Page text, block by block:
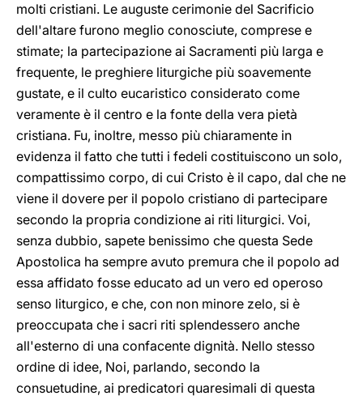
molti cristiani. Le auguste cerimonie del Sacrificio
dell'altare furono meglio conosciute, comprese e
stimate; la partecipazione ai Sacramenti più larga e
frequente, le preghiere liturgiche più soavemente
gustate, e il culto eucaristico considerato come
veramente è il centro e la fonte della vera pietà
cristiana. Fu, inoltre, messo più chiaramente in
evidenza il fatto che tutti i fedeli costituiscono un solo,
compattissimo corpo, di cui Cristo è il capo, dal che ne
viene il dovere per il popolo cristiano di partecipare
secondo la propria condizione ai riti liturgici. Voi,
senza dubbio, sapete benissimo che questa Sede
Apostolica ha sempre avuto premura che il popolo ad
essa affidato fosse educato ad un vero ed operoso
senso liturgico, e che, con non minore zelo, si è
preoccupata che i sacri riti splendessero anche
all'esterno di una confacente dignità. Nello stesso
ordine di idee, Noi, parlando, secondo la
consuetudine, ai predicatori quaresimali di questa